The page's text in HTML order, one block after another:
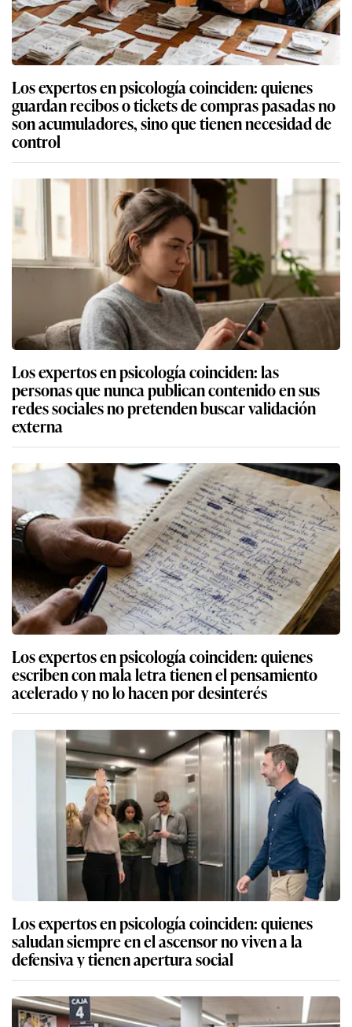
Los expertos en psicología coinciden: quienes
guardan recibos o tickets de compras pasadas no
son acumuladores, sino que tienen necesidad de
control
Los expertos en psicología coinciden: las
personas que nunca publican contenido en sus
redes sociales no pretenden buscar validación
externa
Los expertos en psicología coinciden: quienes
escriben con mala letra tienen el pensamiento
acelerado y no lo hacen por desinterés
Los expertos en psicología coinciden: quienes
saludan siempre en el ascensor no viven a la
defensiva y tienen apertura social